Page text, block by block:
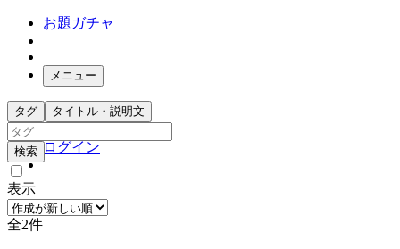
お題ガチャ
メニュー
お題箱
ガチャ検索
ログイン
タグ タイトル・説明文
検索
表示
全2件